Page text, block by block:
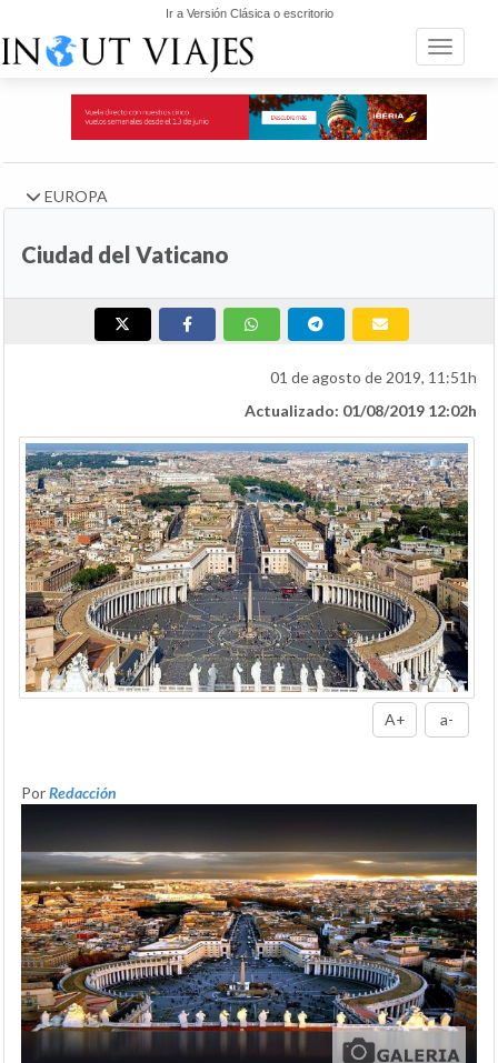
Ir a Versión Clásica o escritorio
Toggle
EUROPA
Ciudad del Vaticano
01 de agosto de 2019, 11:51h
Actualizado: 01/08/2019 12:02h
A+ a-
PorRedacción